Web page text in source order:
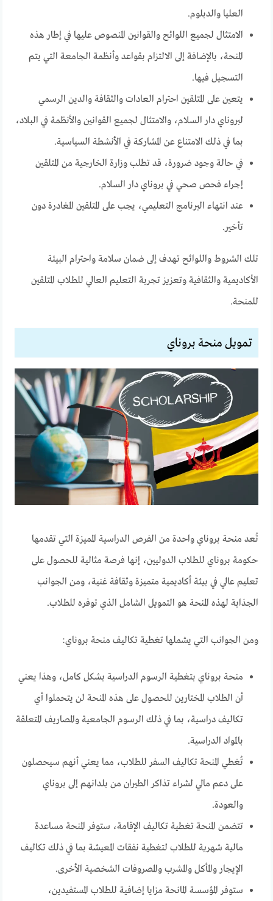
العليا والدبلوم.
الامتثال لجميع اللوائح والقوانين المنصوص عليها في إطار هذه
المنحة، بالإضافة إلى الالتزام بقواعد وأنظمة الجامعة التي يتم
التسجيل فيها.
يتعين على المتلقين احترام العادات والثقافة والدين الرسمي
لبروناي دار السلام، والامتثال لجميع القوانين والأنظمة في البلاد،
بما في ذلك الامتناع عن المشاركة في الأنشطة السياسية.
في حالة وجود ضرورة، قد تطلب وزارة الخارجية من المتلقين
إجراء فحص صحي في بروناي دار السلام.
عند انتهاء البرنامج التعليمي، يجب على المتلقين المغادرة دون
تأخير.
تلك الشروط واللوائح تهدف إلى ضمان سلامة واحترام البيئة
الأكاديمية والثقافية وتعزيز تجربة التعليم العالي للطلاب المتلقين
للمنحة.
تمويل منحة بروناي
تُعد منحة بروناي واحدة من الفرص الدراسية المميزة التي تقدمها
حكومة بروناي للطلاب الدوليين، إنها فرصة مثالية للحصول على
تعليم عالي في بيئة أكاديمية متميزة وثقافة غنية، ومن الجوانب
الجذابة لهذه المنحة هو التمويل الشامل الذي توفره للطلاب.
ومن الجوانب التي يشملها تغطية تكاليف منحة بروناي:
منحة بروناي بتغطية الرسوم الدراسية بشكل كامل، وهذا يعني
أن الطلاب المختارين للحصول على هذه المنحة لن يتحملوا أي
تكاليف دراسية، بما في ذلك الرسوم الجامعية والمصاريف المتعلقة
بالمواد الدراسية.
تُغطي المنحة تكاليف السفر للطلاب، مما يعني أنهم سيحصلون
على دعم مالي لشراء تذاكر الطيران من بلدانهم إلى بروناي
والعودة.
تتضمن المنحة تغطية تكاليف الإقامة، ستوفر المنحة مساعدة
مالية شهرية للطلاب لتغطية نفقات المعيشة بما في ذلك تكاليف
الإيجار والمأكل والمشرب والمصروفات الشخصية الأخرى.
ستوفر المؤسسة المانحة مزايا إضافية للطلاب المستفيدين،